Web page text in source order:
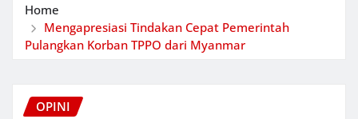
Home
Mengapresiasi Tindakan Cepat Pemerintah
Pulangkan Korban TPPO dari Myanmar
OPINI